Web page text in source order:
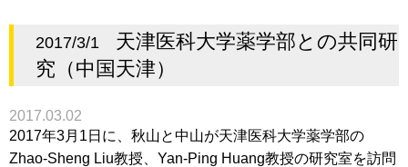
2017/3/1
天津医科大学薬学部との共同研
究（中国天津）
2017.03.02
2017年3月1日に、秋山と中山が天津医科大学薬学部の
Zhao-Sheng Liu教授、Yan-Ping Huang教授の研究室を訪問